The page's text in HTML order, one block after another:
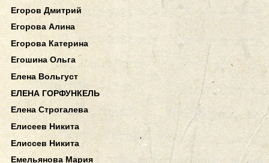
Егоров Дмитрий
Егорова Алина
Егорова Катерина
Егошина Ольга
Елена Вольгуст
ЕЛЕНА ГОРФУНКЕЛЬ
Елена Строгалева
Елисеев Никита
Елиссев Никита
Емельянова Мария